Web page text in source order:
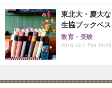
東北大・慶大
生協ブックベ
教育・受験
2016.12.1 Thu 16:45